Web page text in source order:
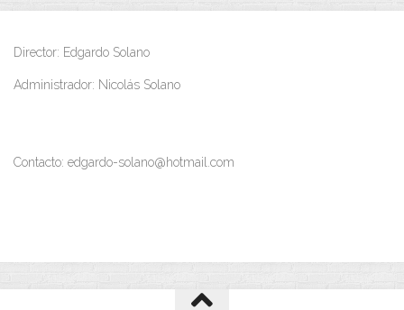
Director: Edgardo Solano
Administrador: Nicolás Solano
Contacto: edgardo-solano@hotmail.com